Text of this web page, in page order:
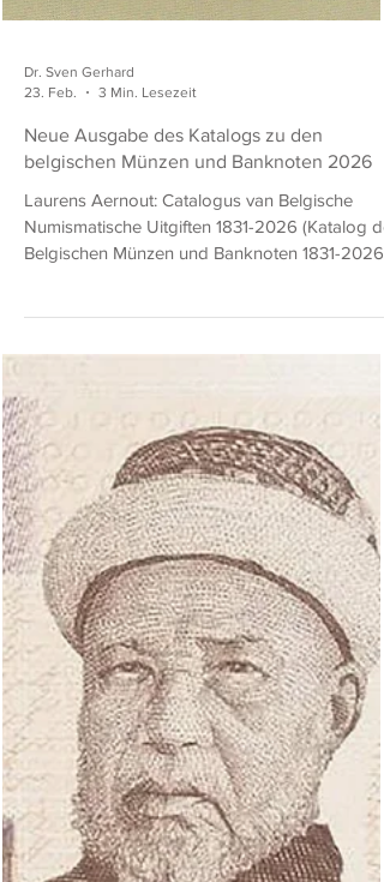
Dr. Sven Gerhard
Neue Ausgabe des Katalogs zu den
Numismatische Uitgiften 1831-2026 (Katalog
Belgischen Münzen und Banknoten 1831-2026)
Numismatica Zuidwest-Vlaanderen / Belgien
2025. Softcover, 560 Seiten, 12 x 17 cm,
schwarz-weiß. In niederländischer Sprache.
ISBN 9-789082-4490-44 Preis: EUR 24 plus
Porto. Zu bestellen beim Autor:
aernout_laurens@hotmail.com Im handlichen
Taschenformat kommt die neue Auflage des
Katalogs der belgischen Münzen und
2026 von Laurenz Aerno